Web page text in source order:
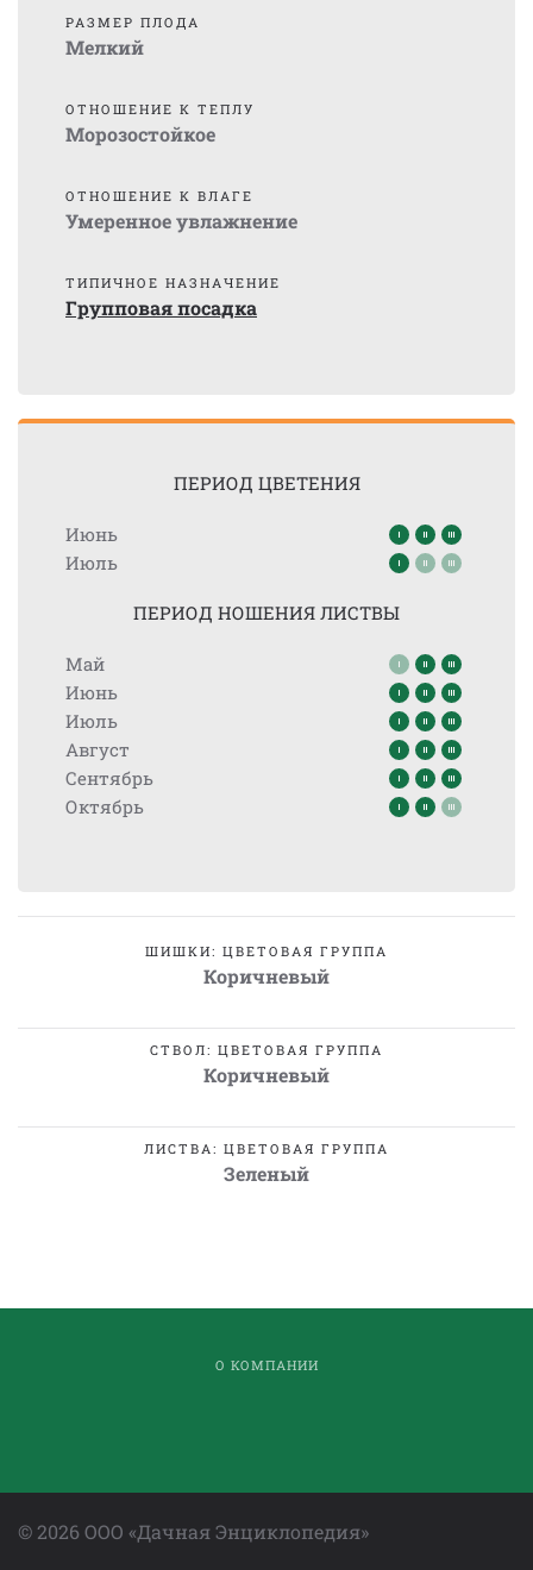
РАЗМЕР ПЛОДА
Мелкий
ОТНОШЕНИЕ К ТЕПЛУ
Морозостойкое
ОТНОШЕНИЕ К ВЛАГЕ
Умеренное увлажнение
ТИПИЧНОЕ НАЗНАЧЕНИЕ
Групповая посадка
ПЕРИОД ЦВЕТЕНИЯ
Июнь
Июль
ПЕРИОД НОШЕНИЯ ЛИСТВЫ
Май
Июнь
Июль
Август
Сентябрь
Октябрь
ШИШКИ: ЦВЕТОВАЯ ГРУППА
Коричневый
СТВОЛ: ЦВЕТОВАЯ ГРУППА
Коричневый
ЛИСТВА: ЦВЕТОВАЯ ГРУППА
Зеленый
О КОМПАНИИ
©2026 ООО «Дачная Энциклопедия»